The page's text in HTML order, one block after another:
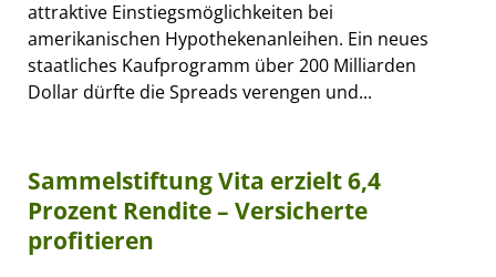
attraktive Einstiegsmöglichkeiten bei
amerikanischen Hypothekenanleihen. Ein neues
staatliches Kaufprogramm über 200 Milliarden
Dollar dürfte die Spreads verengen und...
Sammelstiftung Vita erzielt 6,4
Prozent Rendite – Versicherte
profitieren